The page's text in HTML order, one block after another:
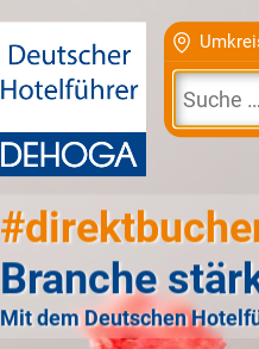
Branche
Mit dem Deutschen